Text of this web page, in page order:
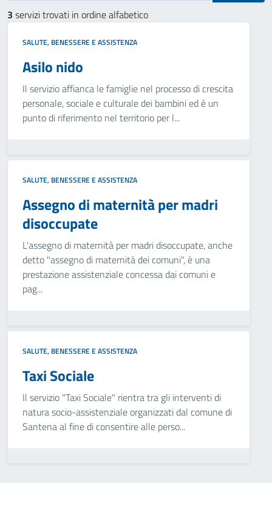
3 servizi trovati in ordine alfabetico
SALUTE, BENESSERE E ASSISTENZA
Asilo nido
Il servizio affianca le famiglie nel processo di crescita
personale, sociale e culturale dei bambini ed è un
punto di riferimento nel territorio per l...
SALUTE, BENESSERE E ASSISTENZA
Assegno di maternità per madri
disoccupate
L'assegno di maternità per madri disoccupate, anche
detto "assegno di maternità dei comuni", è una
prestazione assistenziale concessa dai comuni e
pag...
SALUTE, BENESSERE E ASSISTENZA
Taxi Sociale
Il servizio "Taxi Sociale" rientra tra gli interventi di
natura socio-assistenziale organizzati dal comune di
Santena al fine di consentire alle perso...